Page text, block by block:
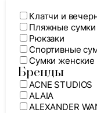
Клатчи и
Пляжные сумки
Рюкзаки
Спортивные
Сумки женские
Бренды
ACNE STUDIOS
ALAIA
ALEXANDER